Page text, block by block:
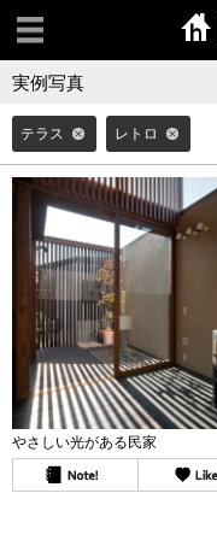
実例写真
テラス レトロ
やさしい光がある民家